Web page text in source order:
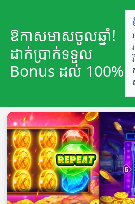
ឱកាសមាសចូលឆ្នាំ!
ដាក់ប្រាក់ទទួល
Bonus ដល់ 100%